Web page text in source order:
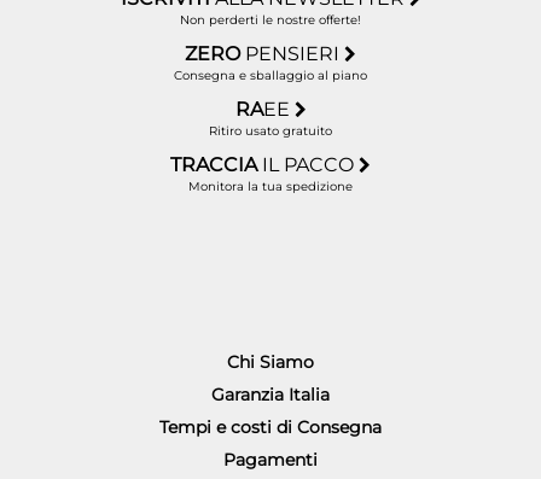
Non perderti le nostre offerte!
ZERO PENSIERI
Consegna e sballaggio al piano
RAEE
Ritiro usato gratuito
TRACCIA IL PACCO
Monitora la tua spedizione
Chi Siamo
Garanzia Italia
Tempi e costi di Consegna
Pagamenti